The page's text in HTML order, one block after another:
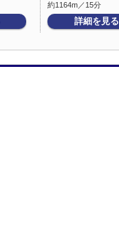
約1164m／15分
詳細を見る